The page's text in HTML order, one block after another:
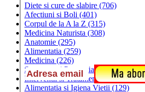
Diete si cure de slabire (706)
Afectiuni si Boli (401)
Corpul de la A la Z (315)
Medicina Naturista (308)
Anatomie (295)
Alimentatia (259)
Medicina (226)
Sanatatea si Preventia(170)
Interventii si Tratamente(167)
Alimentatia si Igiena Vietii (129)